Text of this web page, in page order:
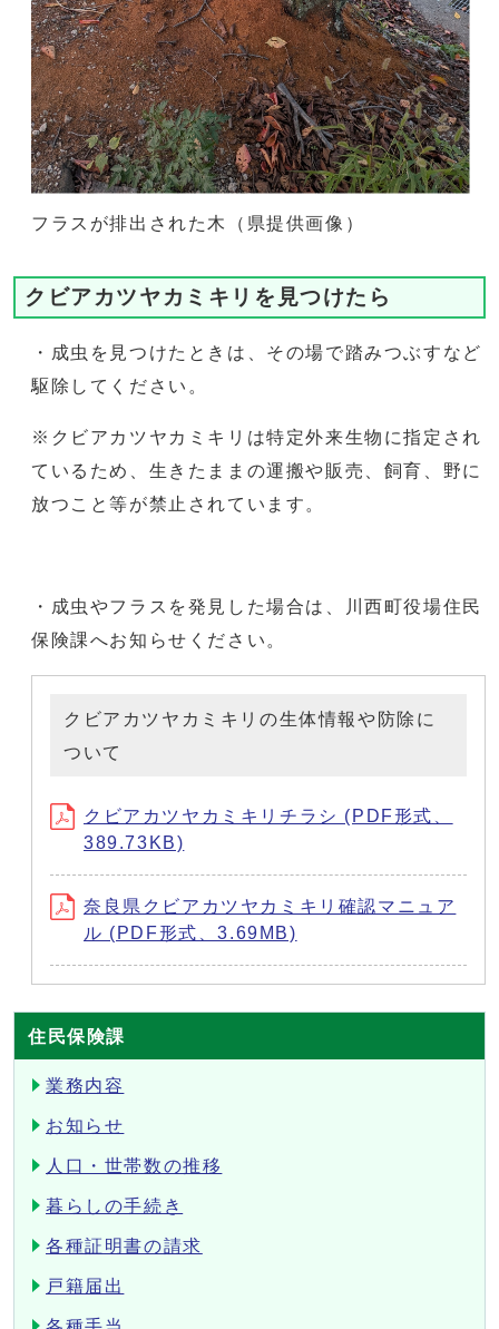
フラスが排出された木（県提供画像）
クビアカツヤカミキリを見つけたら
・成虫を見つけたときは、その場で踏みつぶすなど
駆除してください。
※クビアカツヤカミキリは特定外来生物に指定され
ているため、生きたままの運搬や販売、飼育、野に
放つこと等が禁止されています。
・成虫やフラスを発見した場合は、川西町役場住民
保険課へお知らせください。
クビアカツヤカミキリの生体情報や防除に
ついて
クビアカツヤカミキリチラシ (PDF形式、
389.73KB)
奈良県クビアカツヤカミキリ確認マニュア
ル (PDF形式、3.69MB)
住民保険課
業務内容
お知らせ
人口・世帯数の推移
暮らしの手続き
各種証明書の請求
戸籍届出